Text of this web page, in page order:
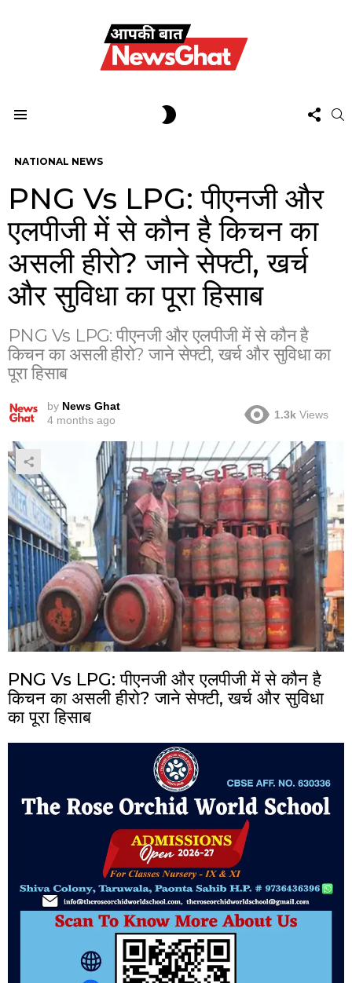
US
NATIONAL NEWS
PNG Vs LPG: पीएनजी और
एलपीजी में से कौन है किचन का
असली हीरो? जाने सेफ्टी, खर्च
और सुविधा का पूरा हिसाब
PNG Vs LPG: पीएनजी और एलपीजी में से कौन है
किचन का असली हीरो? जाने सेफ्टी, खर्च और सुविधा का
पूरा हिसाब
by News Ghat
4 months ago
1.3k Views
PNG Vs LPG: पीएनजी और एलपीजी में से कौन है
किचन का असली हीरो? जाने सेफ्टी, खर्च और सुविधा
का पूरा हिसाब